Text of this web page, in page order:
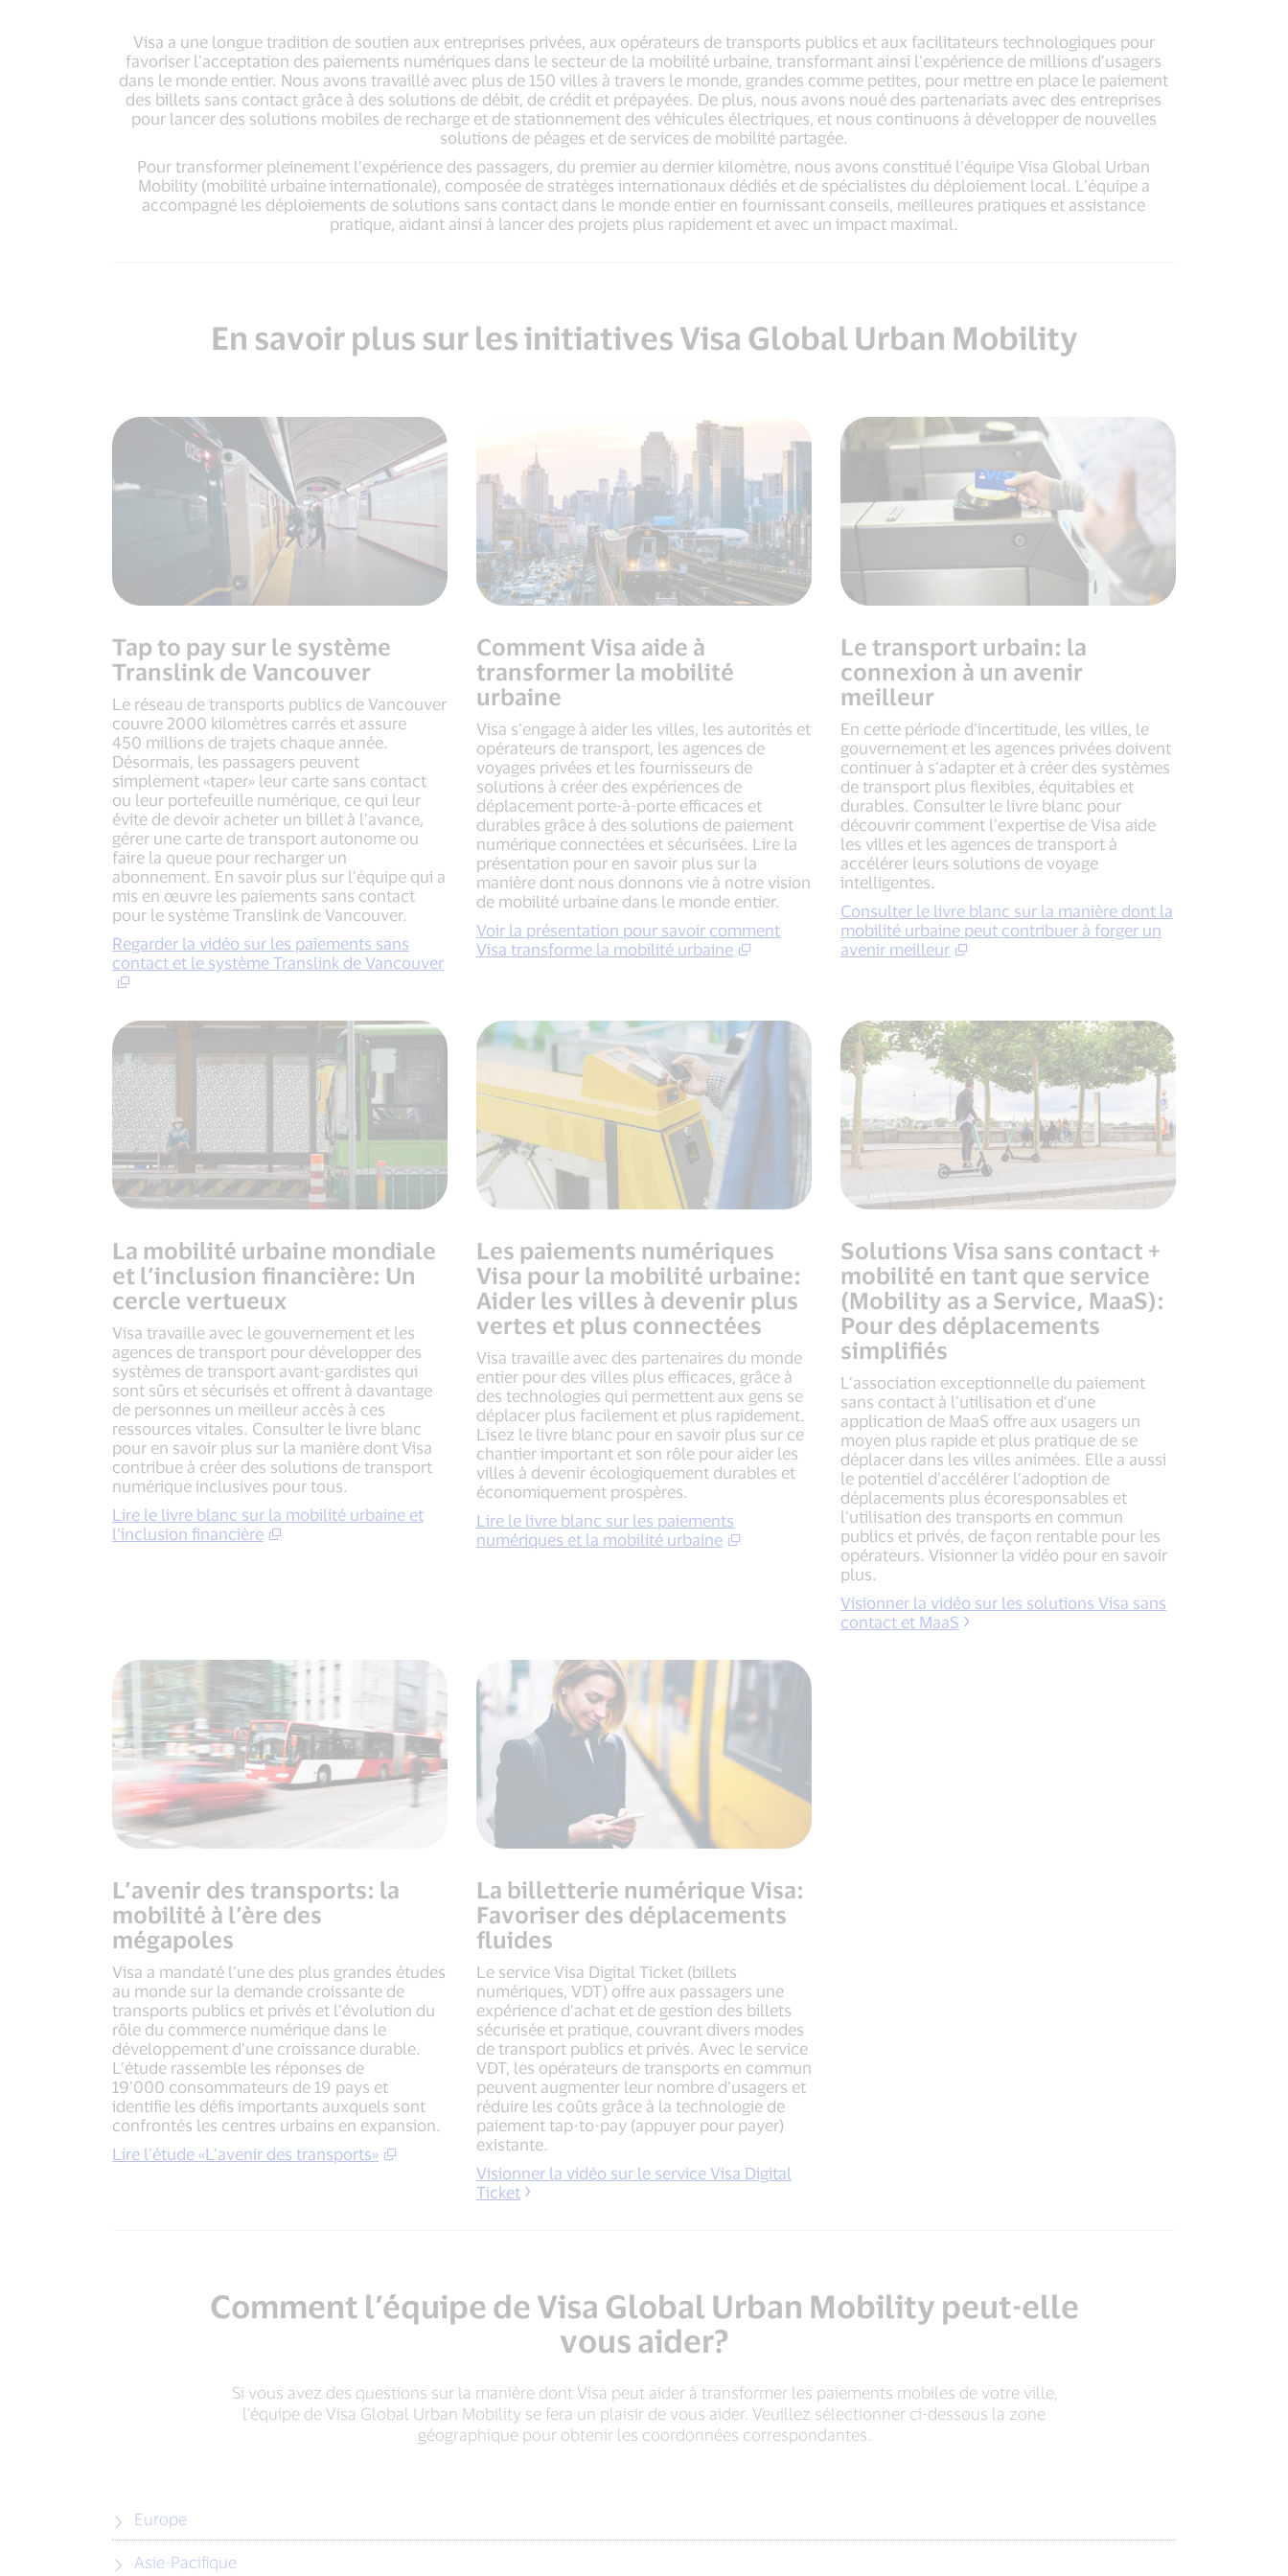
Visa a une longue tradition de soutien aux entreprises privées, aux opérateurs de transports publics et aux facilitateurs technologiques pour
favoriser l’acceptation des paiements numériques dans le secteur de la mobilité urbaine, transformant ainsi l’expérience de millions d’usagers
dans le monde entier. Nous avons travaillé avec plus de 150 villes à travers le monde, grandes comme petites, pour mettre en place le paiement
des billets sans contact grâce à des solutions de débit, de crédit et prépayées. De plus, nous avons noué des partenariats avec des entreprises
pour lancer des solutions mobiles de recharge et de stationnement des véhicules électriques, et nous continuons à développer de nouvelles
solutions de péages et de services de mobilité partagée.
Pour transformer pleinement l’expérience des passagers, du premier au dernier kilomètre, nous avons constitué l’équipe Visa Global Urban
Mobility (mobilité urbaine internationale), composée de stratèges internationaux dédiés et de spécialistes du déploiement local. L’équipe a
accompagné les déploiements de solutions sans contact dans le monde entier en fournissant conseils, meilleures pratiques et assistance
pratique, aidant ainsi à lancer des projets plus rapidement et avec un impact maximal.
En savoir plus sur les initiatives Visa Global Urban Mobility
Tap to pay sur le système
Translink de Vancouver
Le réseau de transports publics de Vancouver
couvre 2000 kilomètres carrés et assure
450 millions de trajets chaque année.
Désormais, les passagers peuvent
simplement «taper» leur carte sans contact
ou leur portefeuille numérique, ce qui leur
évite de devoir acheter un billet à l’avance,
gérer une carte de transport autonome ou
faire la queue pour recharger un
abonnement. En savoir plus sur l’équipe qui a
mis en œuvre les paiements sans contact
pour le système Translink de Vancouver.
Regarder la vidéo sur les paiements sans
contact et le système Translink de Vancouver
Comment Visa aide à
transformer la mobilité
urbaine
Visa s’engage à aider les villes, les autorités et
opérateurs de transport, les agences de
voyages privées et les fournisseurs de
solutions à créer des expériences de
déplacement porte-à-porte efficaces et
durables grâce à des solutions de paiement
numérique connectées et sécurisées. Lire la
présentation pour en savoir plus sur la
manière dont nous donnons vie à notre vision
de mobilité urbaine dans le monde entier.
Voir la présentation pour savoir comment
Visa transforme la mobilité urbaine
Le transport urbain: la
connexion à un avenir
meilleur
En cette période d’incertitude, les villes, le
gouvernement et les agences privées doivent
continuer à s’adapter et à créer des systèmes
de transport plus flexibles, équitables et
durables. Consulter le livre blanc pour
découvrir comment l’expertise de Visa aide
les villes et les agences de transport à
accélérer leurs solutions de voyage
intelligentes.
Consulter le livre blanc sur la manière dont la
mobilité urbaine peut contribuer à forger un
avenir meilleur
La mobilité urbaine mondiale
et l’inclusion financière: Un
cercle vertueux
Visa travaille avec le gouvernement et les
agences de transport pour développer des
systèmes de transport avant-gardistes qui
sont sûrs et sécurisés et offrent à davantage
de personnes un meilleur accès à ces
ressources vitales. Consulter le livre blanc
pour en savoir plus sur la manière dont Visa
contribue à créer des solutions de transport
numérique inclusives pour tous.
Lire le livre blanc sur la mobilité urbaine et
l’inclusion financière
Les paiements numériques
Visa pour la mobilité urbaine:
Aider les villes à devenir plus
vertes et plus connectées
Visa travaille avec des partenaires du monde
entier pour des villes plus efficaces, grâce à
des technologies qui permettent aux gens se
déplacer plus facilement et plus rapidement.
Lisez le livre blanc pour en savoir plus sur ce
chantier important et son rôle pour aider les
villes à devenir écologiquement durables et
économiquement prospères.
Lire le livre blanc sur les paiements
numériques et la mobilité urbaine
Solutions Visa sans contact +
mobilité en tant que service
(Mobility as a Service, MaaS):
Pour des déplacements
simplifiés
L’association exceptionnelle du paiement
sans contact à l’utilisation et d’une
application de MaaS offre aux usagers un
moyen plus rapide et plus pratique de se
déplacer dans les villes animées. Elle a aussi
le potentiel d’accélérer l’adoption de
déplacements plus écoresponsables et
l’utilisation des transports en commun
publics et privés, de façon rentable pour les
opérateurs. Visionner la vidéo pour en savoir
plus.
Visionner la vidéo sur les solutions Visa sans
contact et MaaS
L’avenir des transports: la
mobilité à l’ère des
mégapoles
Visa a mandaté l’une des plus grandes études
au monde sur la demande croissante de
transports publics et privés et l’évolution du
rôle du commerce numérique dans le
développement d’une croissance durable.
L’étude rassemble les réponses de
19’000 consommateurs de 19 pays et
identifie les défis importants auxquels sont
confrontés les centres urbains en expansion.
Lire l’étude «L’avenir des transports»
La billetterie numérique Visa:
Favoriser des déplacements
fluides
Le service Visa Digital Ticket (billets
numériques, VDT) offre aux passagers une
expérience d’achat et de gestion des billets
sécurisée et pratique, couvrant divers modes
de transport publics et privés. Avec le service
VDT, les opérateurs de transports en commun
peuvent augmenter leur nombre d’usagers et
réduire les coûts grâce à la technologie de
paiement tap-to-pay (appuyer pour payer)
existante.
Visionner la vidéo sur le service Visa Digital
Ticket
Comment l’équipe de Visa Global Urban Mobility peut-elle
vous aider?
Si vous avez des questions sur la manière dont Visa peut aider à transformer les paiements mobiles de votre ville,
l’équipe de Visa Global Urban Mobility se fera un plaisir de vous aider. Veuillez sélectionner ci-dessous la zone
géographique pour obtenir les coordonnées correspondantes.
Europe
Asie-Pacifique